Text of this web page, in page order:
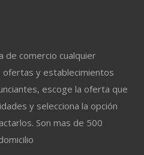
de comercio cualquier
y establecimientos
escoge la oferta que
y selecciona la opción
Son mas de 500